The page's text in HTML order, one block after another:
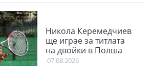
Никола Керемедчиев
ще играе за титлата
на двойки в Полша
07.08.2026